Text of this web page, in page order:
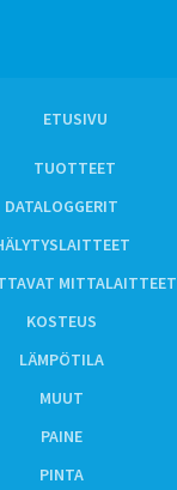
ETUSIVU
TUOTTEET
DATALOGGERIT
MITTALAITTEET
KOSTEUS
LÄMPÖTILA
MUUT
PAINE
PINTA